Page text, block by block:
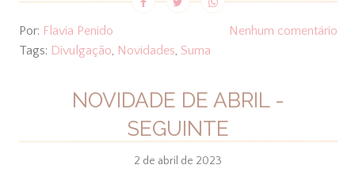
Por: Flavia Penido
Nenhum comentário
Tags: Divulgação Novidades Suma
NOVIDADE DE ABRIL -
SEGUINTE
2 de abril de 2023